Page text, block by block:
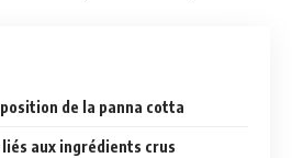
de la panna cotta
aux ingrédients crus